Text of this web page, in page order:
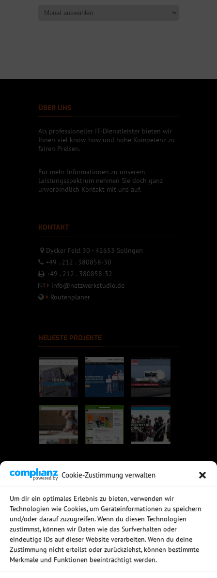
Cookie-Zustimmung verwalten
Um dir ein optimales Erlebnis zu bieten, verwenden wir
Technologien wie Cookies, um Geräteinformationen zu speichern
und/oder darauf zuzugreifen. Wenn du diesen Technologien
zustimmst, können wir Daten wie das Surfverhalten oder
eindeutige IDs auf dieser Website verarbeiten. Wenn du deine
Zustimmung nicht erteilst oder zurückziehst, können bestimmte
Merkmale und Funktionen beeinträchtigt werden.
ÜBER UNS
Als professioneller IT-Dienstleister bieten wir
Ihnen viel know-how und hohe Kompetenz zu
fairen Preisen.
Für mehr Informationen zu unserem
Leistungsspektrum nehmen Sie doch ganz
unverbindlich Kontakt mit uns auf.
KONTAKT
Dycker Feld 30 - 42653 Solingen
+49 . 212 . 380858-30
+49 . 212 . 380858-32
info@netzwerkstudio.de
Routenplaner
NEUESTE PROJEKTE
Rechtssichere Email-Archivierung
MDaemon Mail- & Groupwareserver
Virtualisierung mit vmWare
Sophos UTM - Mehr als eine Firewall